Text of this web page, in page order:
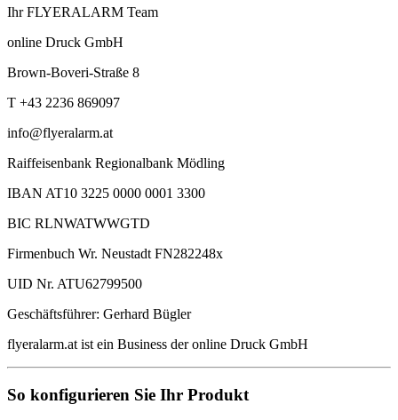
Ihr FLYERALARM Team
online Druck GmbH
Brown-Boveri-Straße 8
T +43 2236 869097
info@flyeralarm.at
Raiffeisenbank Regionalbank Mödling
IBAN AT10 3225 0000 0001 3300
BIC RLNWATWWGTD
Firmenbuch Wr. Neustadt FN282248x
UID Nr. ATU62799500
Geschäftsführer: Gerhard Bügler
flyeralarm.at ist ein Business der online Druck GmbH
So konfigurieren Sie Ihr Produkt